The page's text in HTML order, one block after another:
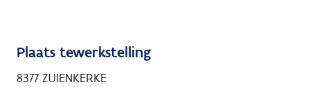
Plaats tewerkstelling
8377 ZUIENKERKE